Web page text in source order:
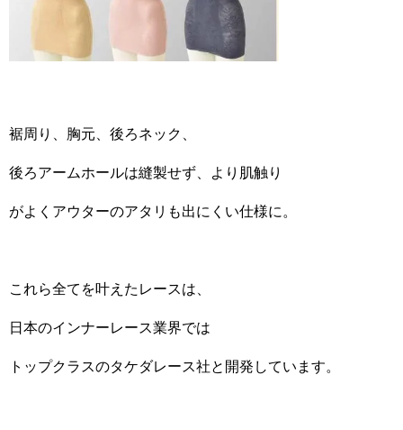
裾周り、胸元、後ろネック、
後ろアームホールは縫製せず、より肌触り
がよくアウターのアタリも出にくい仕様に。
これら全てを叶えたレースは、
日本のインナーレース業界では
トップクラスのタケダレース社と開発しています。